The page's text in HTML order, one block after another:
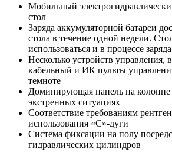
Мобильный
стол
Заряда аккумуляторной батареи
стола в течение одной недели.
использоваться и в процессе
Несколько устройств управления,
кабельный и ИК пульты
темноте
Доминирующая панель на колонне
экстренных ситуациях
Соответствие требованиям
использования «С»-дуги
Система фиксации на полу
гидравлических цилиндров